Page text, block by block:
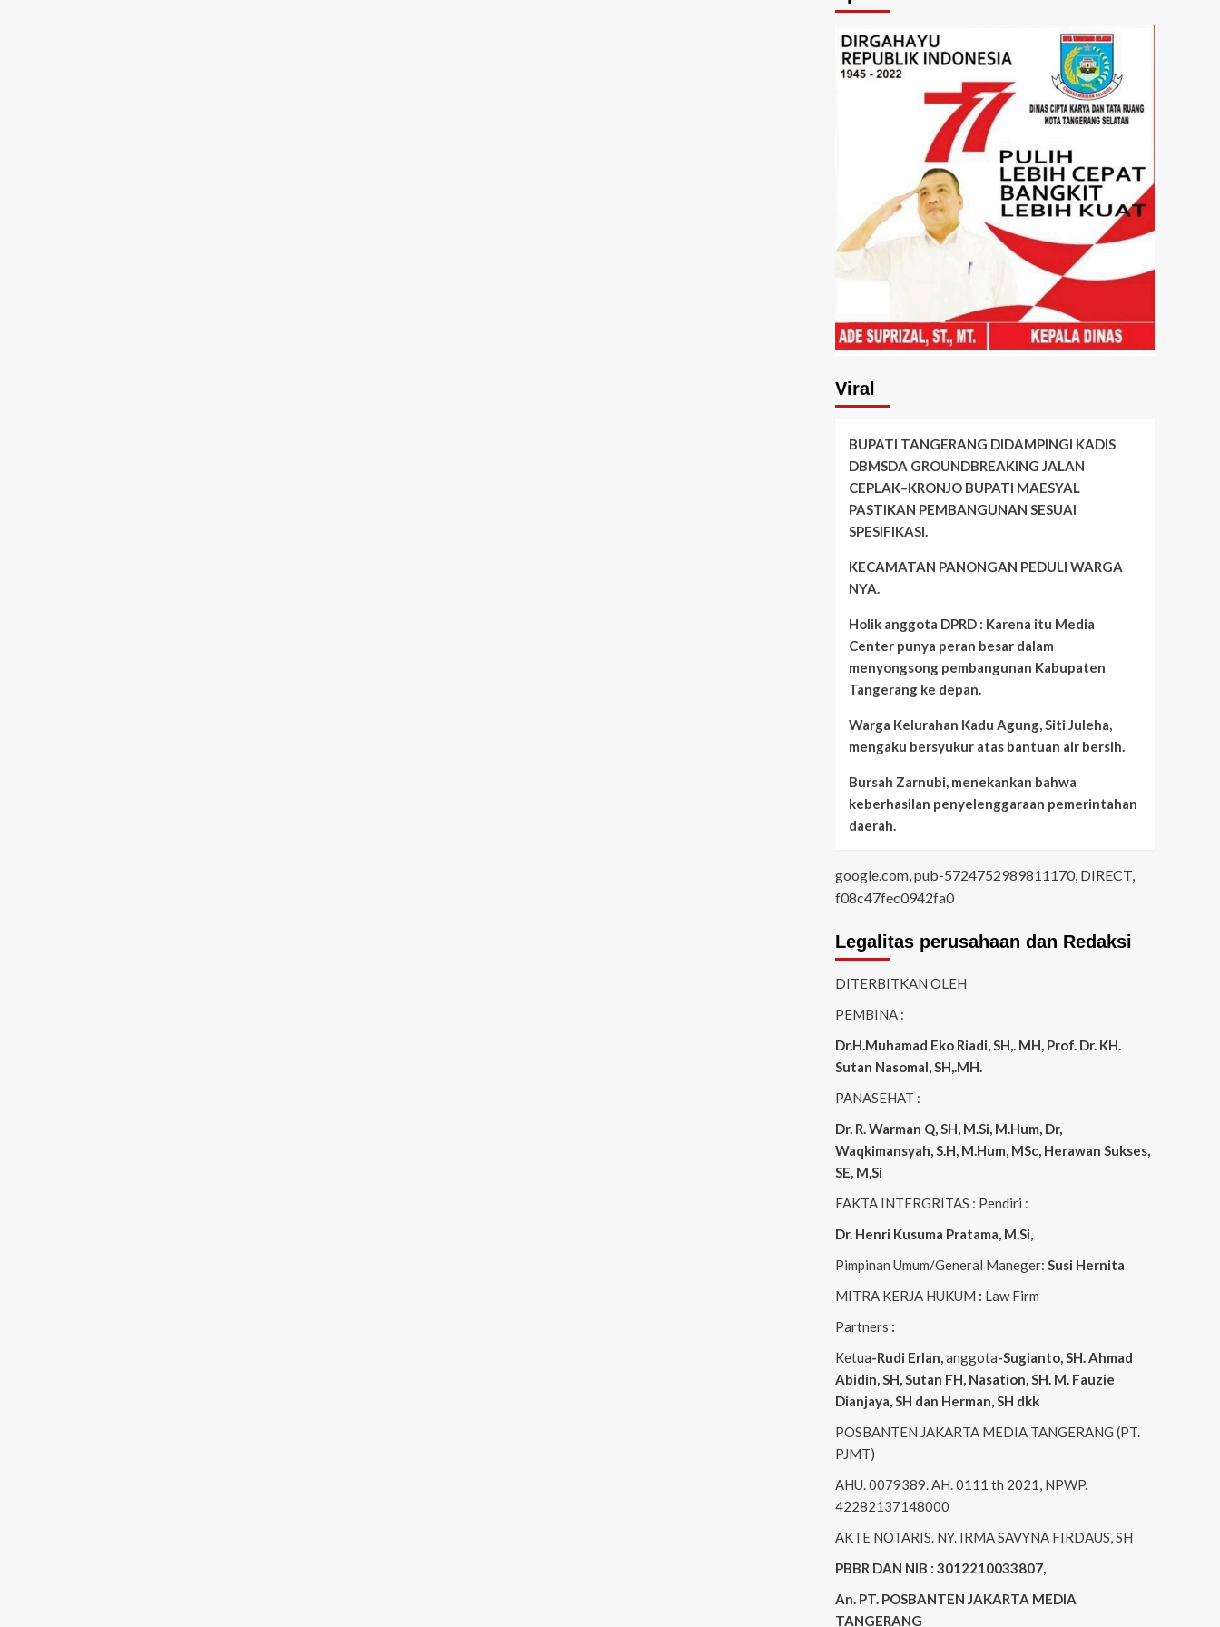
Viral
BUPATI TANGERANG DIDAMPINGI KADIS
DBMSDA GROUNDBREAKING JALAN
CEPLAK–KRONJO BUPATI MAESYAL
PASTIKAN PEMBANGUNAN SESUAI
SPESIFIKASI.
KECAMATAN PANONGAN PEDULI WARGA
NYA.
Holik anggota DPRD : Karena itu Media
Center punya peran besar dalam
menyongsong pembangunan Kabupaten
Tangerang ke depan.
Warga Kelurahan Kadu Agung, Siti Juleha,
mengaku bersyukur atas bantuan air bersih.
Bursah Zarnubi, menekankan bahwa
keberhasilan penyelenggaraan pemerintahan
daerah.
google.com, pub-5724752989811170, DIRECT,
f08c47fec0942fa0
Legalitas perusahaan dan Redaksi
DITERBITKAN OLEH
PEMBINA :
Dr.H.Muhamad Eko Riadi , SH,. MH , Prof. Dr. KH.
Sutan Nasomal, SH,.MH.
PANASEHAT :
Dr. R. Warman Q, SH, M.Si, M.Hum Dr,
Waqkimansyah, S.H, M.Hum, MSc, Herawan Sukses,
SE, M,Si
FAKTA INTERGRITAS : Pendiri :
Dr. Henri Kusuma Pratama, M.Si
Pimpinan Umum/General Maneger: Susi Hernita
MITRA KERJA HUKUM : Law Firm
Partners :
Ketua-Rudi Erlan anggota-Sugianto, SH. Ahmad
Abidin , SH, Sutan FH, Nasation , SH. M. Fauzie
Dianjaya , SH dan Herman, SH dkk
POSBANTEN JAKARTA MEDIA TANGERANG (PT.
PJMT)
AHU. 0079389. AH. 0111 th 2021, NPWP.
42282137148000
AKTE NOTARIS. NY. IRMA SAVYNA FIRDAUS, SH
PBBR DAN NIB : 3012210033807,
An. PT. POSBANTEN JAKARTA MEDIA
TANGERANG